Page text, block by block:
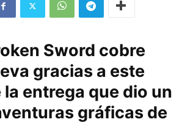
Sword cobre
gracias a este
la entrega que dio un
gráficas de